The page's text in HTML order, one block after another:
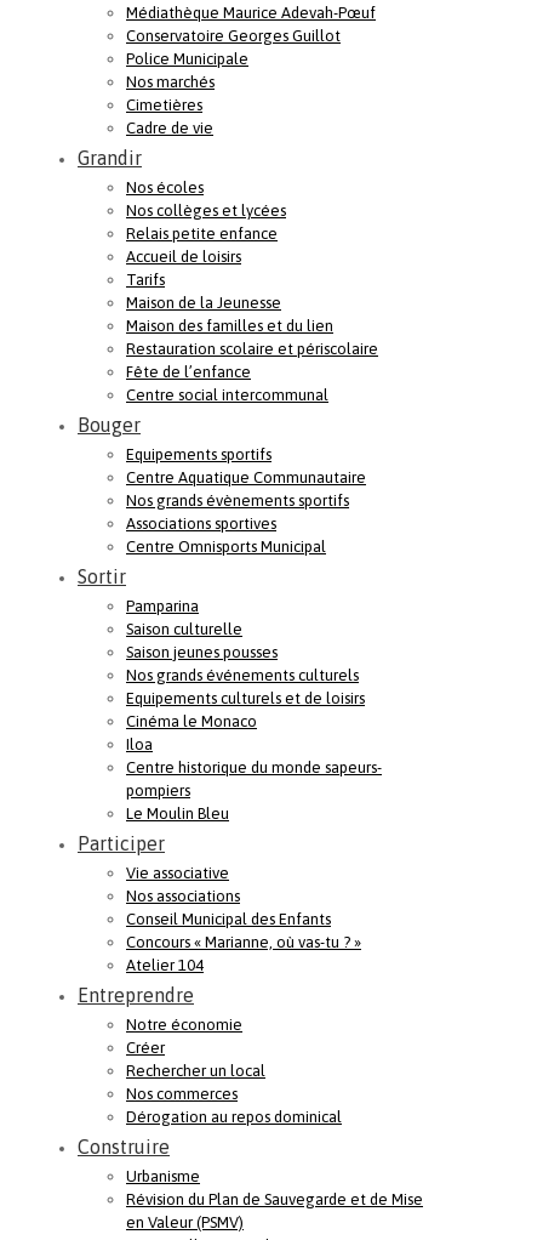
Médiathèque Maurice Adevah-Pœuf
Conservatoire Georges Guillot
Police Municipale
Nos marchés
Cimetières
Cadre de vie
Grandir
Nos écoles
Nos collèges et lycées
Relais petite enfance
Accueil de loisirs
Tarifs
Maison de la Jeunesse
Maison des familles et du lien
Restauration scolaire et périscolaire
Fête de l’enfance
Centre social intercommunal
Bouger
Equipements sportifs
Centre Aquatique Communautaire
Nos grands évènements sportifs
Associations sportives
Centre Omnisports Municipal
Sortir
Pamparina
Saison culturelle
Saison jeunes pousses
Nos grands événements culturels
Equipements culturels et de loisirs
Cinéma le Monaco
Iloa
Centre historique du monde sapeurs-
pompiers
Le Moulin Bleu
Participer
Vie associative
Nos associations
Conseil Municipal des Enfants
Concours « Marianne, où vas-tu ? »
Atelier 104
Entreprendre
Notre économie
Créer
Rechercher un local
Nos commerces
Dérogation au repos dominical
Construire
Urbanisme
Révision du Plan de Sauvegarde et de Mise
en Valeur (PSMV)